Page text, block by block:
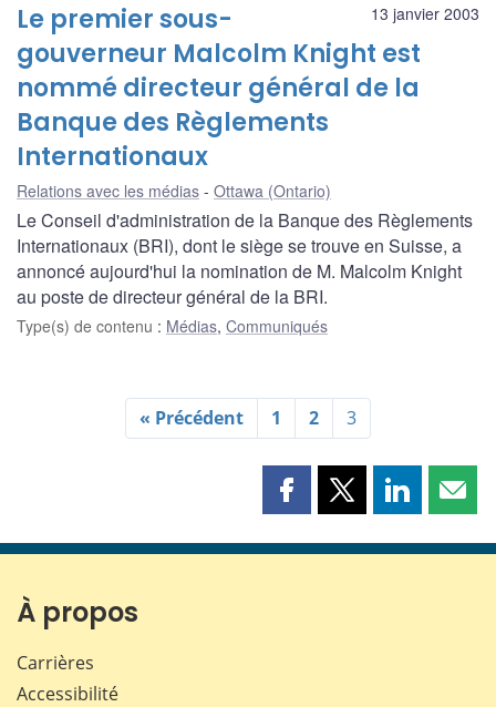
13 janvier 2003
Le premier sous-
gouverneur Malcolm Knight est
nommé directeur général de la
Banque des Règlements
Internationaux
Relations avec les médias Ottawa (Ontario)
Le Conseil d'administration de la Banque des Règlements
Internationaux (BRI), dont le siège se trouve en Suisse, a
annoncé aujourd'hui la nomination de M. Malcolm Knight
au poste de directeur général de la BRI.
Type(s) de contenu : Médias, Communiqués
« Précédent 1 2 3
Partager
page
Partager
page
Partager
page page
À propos
Carrières
Accessibilité